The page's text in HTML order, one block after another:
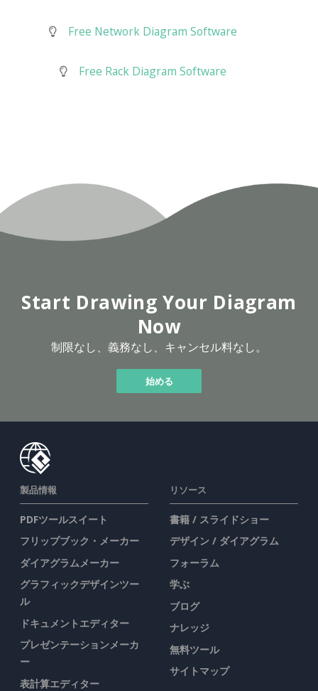
Free Network Diagram Software
Free Rack Diagram Software
Start Drawing Your Diagram
Now
制限なし、義務なし、キャンセル料なし。
始める
製品情報
PDFツールスイート
フリップブック・メーカー
ダイアグラムメーカー
グラフィックデザインツー
ル
ドキュメントエディター
プレゼンテーションメーカ
ー
表計算エディター
リソース
書籍 / スライドショー
デザイン / ダイアグラム
フォーラム
学ぶ
ブログ
ナレッジ
無料ツール
サイトマップ